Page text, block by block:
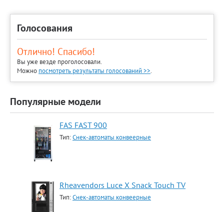
Голосования
Отлично! Спасибо!
Вы уже везде проголосовали.
Можно посмотреть результаты голосований >>.
Популярные модели
FAS FAST 900
Тип:Снек-автоматы конвеерные
Rheavendors Luce X Snack Touch TV
Тип:Снек-автоматы конвеерные